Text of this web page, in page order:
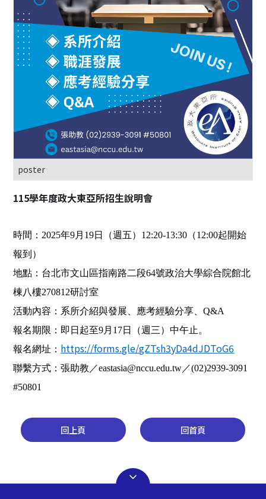
poster
115學年度政大東亞所招生說明會
時間：2025年9月19日（週五）12:20-13:30（12:00起開始
報到）
地點：台北市文山區指南路二段64號政治大學綜合院館北
棟八樓270812研討室
活動內容：系所介紹與發展、應考經驗分享、Q&A
報名期限：即日起至9月17日（週三）中午止。
報名網址： https://forms.gle/gZTsh3yDa4dJDToG6
聯繫方式：張助教／eastasia@nccu.edu.tw／(02)2939-3091
#50801
回上頁 回首頁